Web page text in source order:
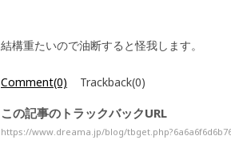
結構重たいので油断すると怪我します。
Comment(0) Trackback(0)
この記事のトラックバックURL
https://www.dreama.jp/blog/